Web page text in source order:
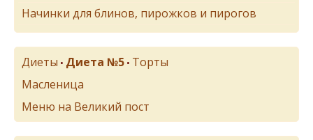
Начинки для блинов, пирожков и пирогов
Диеты • Диета №5 • Торты
Масленица
Меню на Великий пост